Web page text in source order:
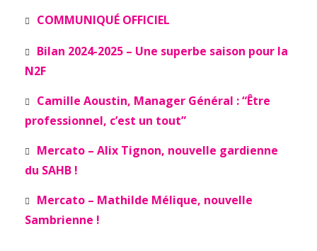
COMMUNIQUÉ OFFICIEL
Bilan 2024-2025 – Une superbe saison pour la
N2F
Camille Aoustin, Manager Général : “Être
professionnel, c’est un tout”
Mercato – Alix Tignon, nouvelle gardienne
du SAHB !
Mercato – Mathilde Mélique, nouvelle
Sambrienne !